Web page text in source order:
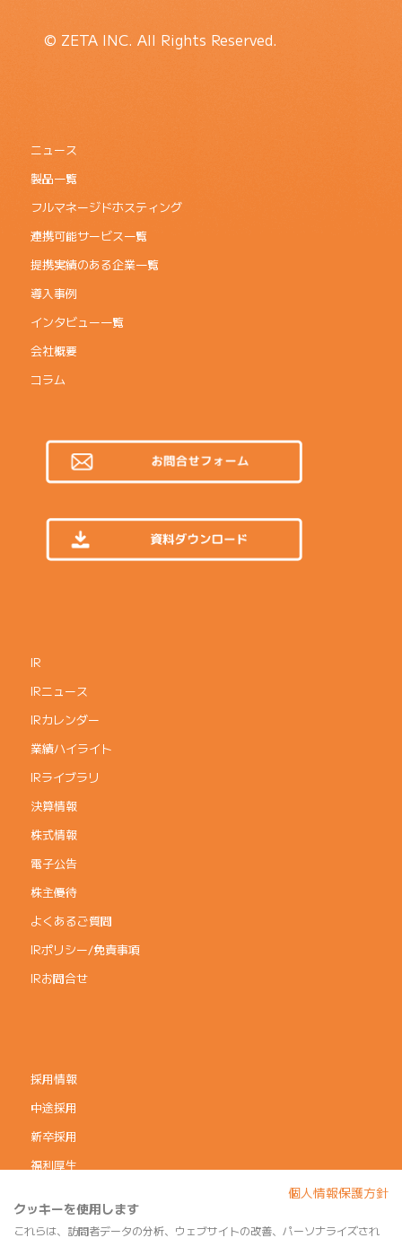
© ZETA INC. All Rights Reserved.
ニュース
製品一覧
フルマネージドホスティング
連携可能サービス一覧
提携実績のある企業一覧
導入事例
インタビュー一覧
会社概要
コラム
IR
IRニュース
IRカレンダー
業績ハイライト
IRライブラリ
決算情報
株式情報
電子公告
株主優待
よくあるご質問
IRポリシー/免責事項
IRお問合せ
採用情報
中途採用
新卒採用
福利厚生
個人情報保護方針
個人情報保護方針
クッキーを使用します
これらは、訪問者データの分析、ウェブサイトの改善、パーソナライズされ